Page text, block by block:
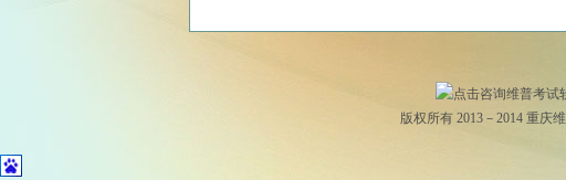
版权所有 2013－2014 重庆